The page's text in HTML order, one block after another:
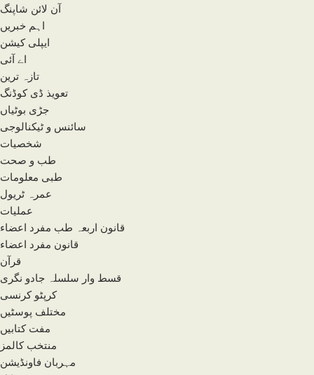
آن لائن شاپنگ
اہم خبریں
ایپلی کیشن
اے آئی
تازہ ترین
تعویذ ڈی کوڈنگ
جڑی بوٹیاں
سائنس و ٹیکنالوجی
شخصیات
طب و صحت
طبی معلومات
عمرہ ٹریول
عملیات
قانون اربعہ طب مفرد اعضاء
قانون مفرد اعضاء
قرآن
قسط وار سلسلہ جادو نگری
کرپٹو کرنسی
مختلف پوسٹیں
مفت کتابیں
منتخب کالمز
مہربان فاونڈیشن